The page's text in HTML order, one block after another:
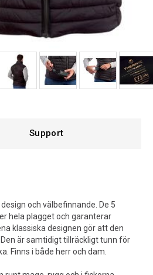
Support
och välbefinnande. De 5
hela plagget och garanterar
klassiska designen gör att den
är samtidigt tillräckligt tunn för
Finns i både herr och dam.